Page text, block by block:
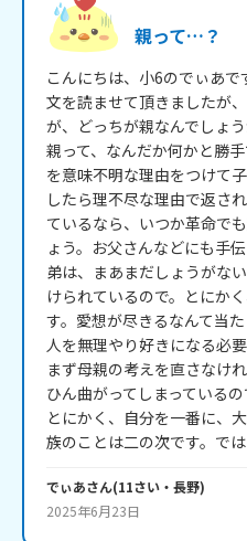
親って…？
こんにちは、小6のでぃあで
文を読ませて頂きましたが
が、どっちが親なんでしょ
親って、なんだか何かと勝
を意味不明な理由をつけて
したら理不尽な理由で返さ
ているなら、いつか革命で
ょう。お父さんなどにも手
弟は、まあまだしょうがな
けられているので。とにか
す。愛想が尽きるなんて当
人を無理やり好きになる必
まず母親の考えを直さなけ
ひん曲がってしまっているの
とにかく、自分を一番に、
族のことは二の次です。では
でぃあさん(11さい・ 長野)
2025年6月23日